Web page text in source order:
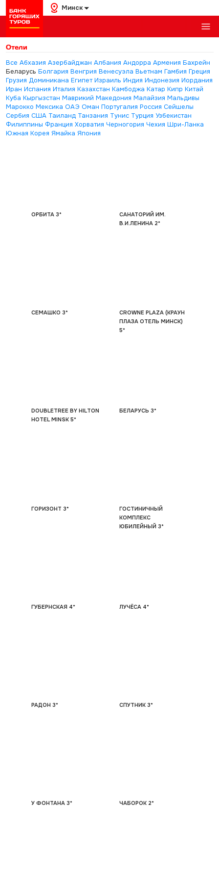
Минск
Отели
Все Абхазия Азербайджан Албания Андорра Армения Бахрейн
Беларусь Болгария Венгрия Венесуэла Вьетнам Гамбия Греция
Грузия Доминикана Египет Израиль Индия Индонезия Иордания
Иран Испания Италия Казахстан Камбоджа Катар Кипр Китай
Куба Кыргызстан Маврикий Македония Малайзия Мальдивы
Марокко Мексика ОАЭ Оман Португалия Россия Сейшелы
Сербия США Таиланд Танзания Тунис Турция Узбекистан
Филиппины Франция Хорватия Черногория Чехия Шри-Ланка
Южная Корея Ямайка Япония
ОРБИТА 3*
САНАТОРИЙ ИМ.
В.И.ЛЕНИНА 2*
СЕМАШКО 3*
CROWNE PLAZA (КРАУН
ПЛАЗА ОТЕЛЬ МИНСК)
5*
DOUBLETREE BY HILTON
HOTEL MINSK 5*
БЕЛАРУСЬ 3*
ГОРИЗОНТ 3*
ГОСТИНИЧНЫЙ
КОМПЛЕКС
ЮБИЛЕЙНЫЙ 3*
ГУБЕРНСКАЯ 4* ЛУЧЁСА 4*
РАДОН 3* СПУТНИК 3*
У ФОНТАНА 3* ЧАБОРОК 2*